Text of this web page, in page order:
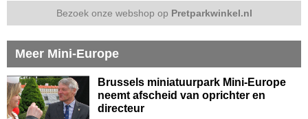
Bezoek onze webshop op Pretparkwinkel.nl
Meer Mini-Europe
Brussels miniatuurpark Mini-Europe
neemt afscheid van oprichter en
directeur